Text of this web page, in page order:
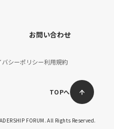
お問い合わせ
バシーポリシー利用規約
TOPへ
FORUM. All Rights Reserved.